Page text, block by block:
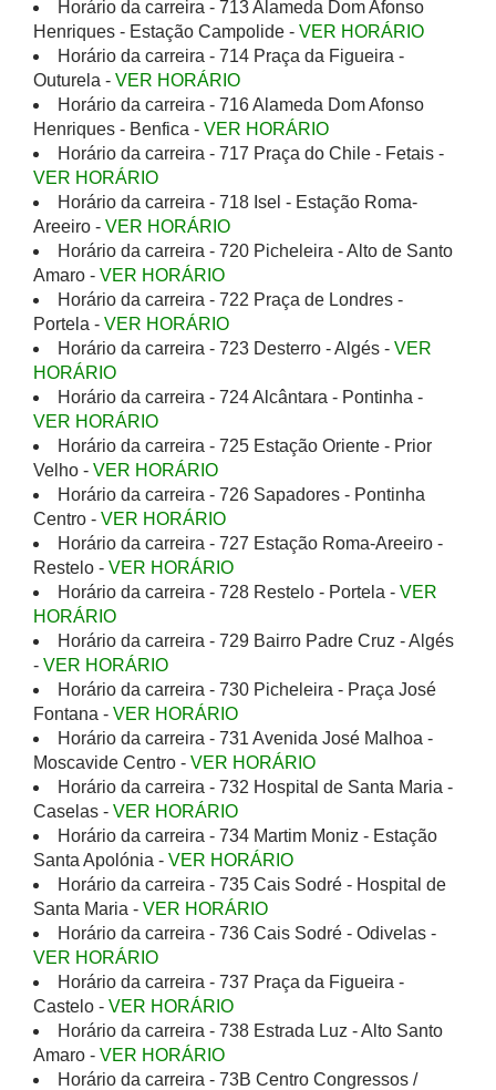
Horário da carreira - 713 Alameda Dom Afonso
Henriques - Estação Campolide - VER HORÁRIO
Horário da carreira - 714 Praça da Figueira -
Outurela - VER HORÁRIO
Horário da carreira - 716 Alameda Dom Afonso
Henriques - Benfica - VER HORÁRIO
Horário da carreira - 717 Praça do Chile - Fetais -
VER HORÁRIO
Horário da carreira - 718 Isel - Estação Roma-
Areeiro - VER HORÁRIO
Horário da carreira - 720 Picheleira - Alto de Santo
Amaro - VER HORÁRIO
Horário da carreira - 722 Praça de Londres -
Portela - VER HORÁRIO
Horário da carreira - 723 Desterro - Algés - VER
HORÁRIO
Horário da carreira - 724 Alcântara - Pontinha -
VER HORÁRIO
Horário da carreira - 725 Estação Oriente - Prior
Velho - VER HORÁRIO
Horário da carreira - 726 Sapadores - Pontinha
Centro - VER HORÁRIO
Horário da carreira - 727 Estação Roma-Areeiro -
Restelo - VER HORÁRIO
Horário da carreira - 728 Restelo - Portela - VER
HORÁRIO
Horário da carreira - 729 Bairro Padre Cruz - Algés
- VER HORÁRIO
Horário da carreira - 730 Picheleira - Praça José
Fontana - VER HORÁRIO
Horário da carreira - 731 Avenida José Malhoa -
Moscavide Centro - VER HORÁRIO
Horário da carreira - 732 Hospital de Santa Maria -
Caselas - VER HORÁRIO
Horário da carreira - 734 Martim Moniz - Estação
Santa Apolónia - VER HORÁRIO
Horário da carreira - 735 Cais Sodré - Hospital de
Santa Maria - VER HORÁRIO
Horário da carreira - 736 Cais Sodré - Odivelas -
VER HORÁRIO
Horário da carreira - 737 Praça da Figueira -
Castelo - VER HORÁRIO
Horário da carreira - 738 Estrada Luz - Alto Santo
Amaro - VER HORÁRIO
Horário da carreira - 73B Centro Congressos /